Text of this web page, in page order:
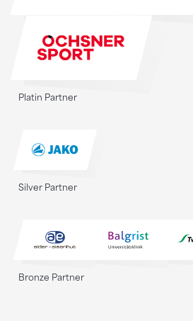
Platin Partner
Silver Partner
Bronze Partner